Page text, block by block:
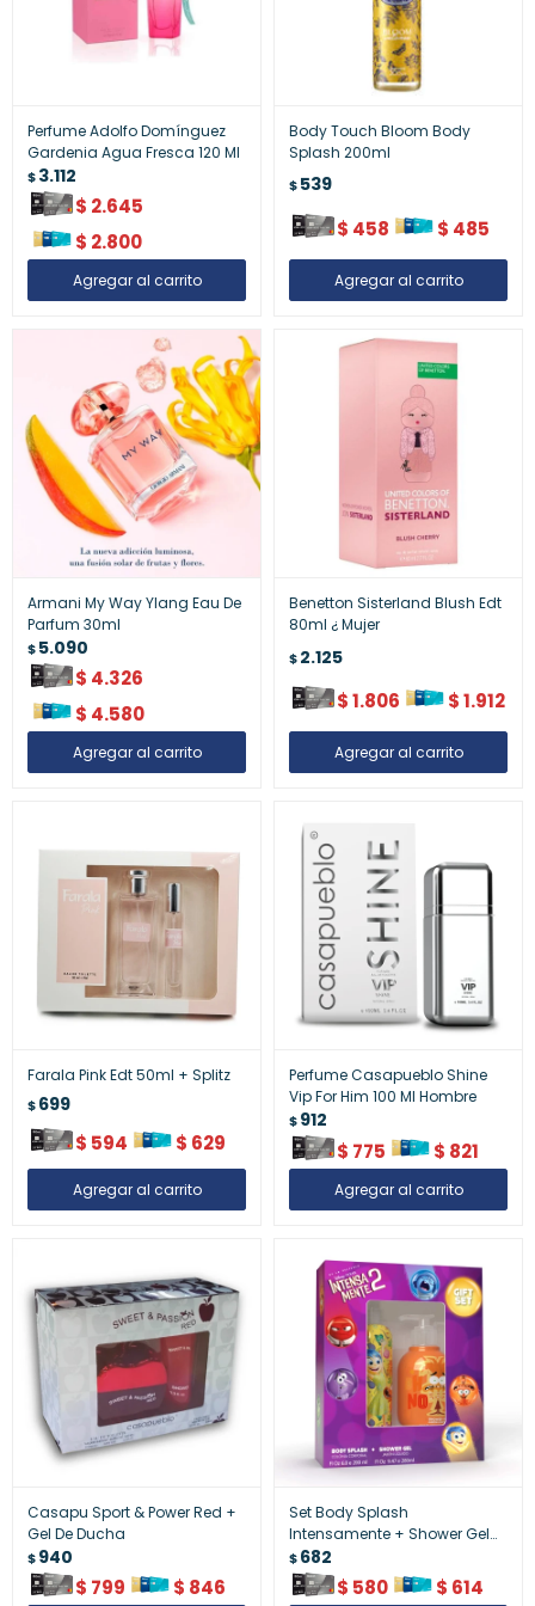
Perfume Adolfo Domínguez
Gardenia Agua Fresca 120 Ml
$3.112
$ 2.645
$ 2.800
Body Touch Bloom Body
Splash 200ml
$539
$ 458 $ 485
Armani My Way Ylang Eau De
Parfum 30ml
$5.090
$ 4.326
$ 4.580
Benetton Sisterland Blush Edt
80ml ¿ Mujer
$2.125
$1.806 $1.912
Farala Pink Edt 50ml + Splitz
$699
$ 594 $ 629
Perfume Casapueblo Shine
Vip For Him 100 Ml Hombre
$912
$ 775 $ 821
Casapu Sport & Power Red +
Gel De Ducha
$940
$ 799 $ 846
Set Body Splash
Intensamente + Shower Gel
Infantil
$682
$ 580 $ 614